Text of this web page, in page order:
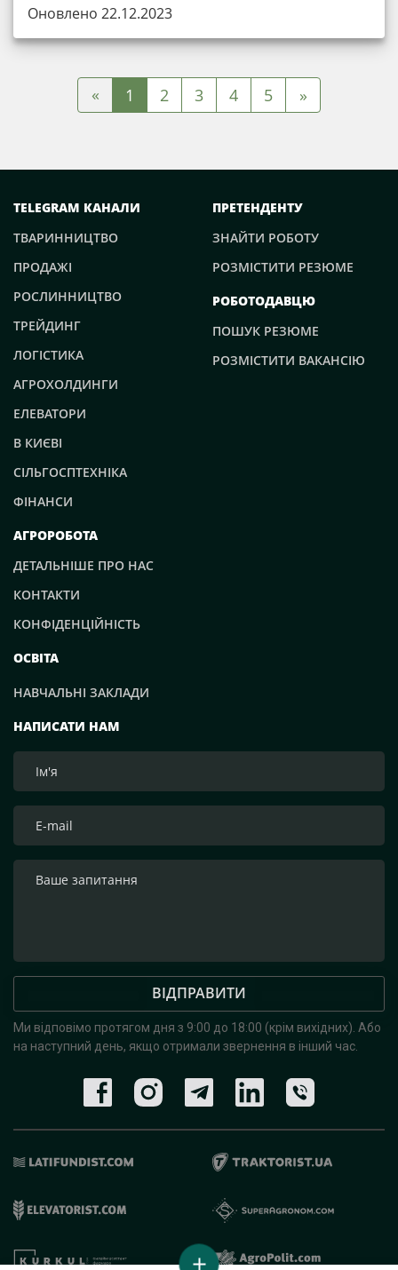
Оновлено 22.12.2023
« 1 2 3 4 5 »
НАПИСАТИ НАМ
ВІДПРАВИТИ
Ми відповімо протягом дня з 9:00 до 18:00 (крім вихідних). Або
на наступний день, якщо отримали звернення в інший час.
TELEGRAM КАНАЛИ
ТВАРИННИЦТВО
ПРОДАЖІ
РОСЛИННИЦТВО
ТРЕЙДИНГ
ЛОГІСТИКА
АГРОХОЛДИНГИ
ЕЛЕВАТОРИ
В КИЄВІ
СІЛЬГОСПТЕХНІКА
ФІНАНСИ
ПРЕТЕНДЕНТУ
ЗНАЙТИ РОБОТУ
РОЗМІСТИТИ РЕЗЮМЕ
РОБОТОДАВЦЮ
ПОШУК РЕЗЮМЕ
РОЗМІСТИТИ ВАКАНСІЮ
АГРОРОБОТА
ДЕТАЛЬНІШЕ ПРО НАС
КОНТАКТИ
КОНФІДЕНЦІЙНІСТЬ
ОСВІТА
НАВЧАЛЬНІ ЗАКЛАДИ